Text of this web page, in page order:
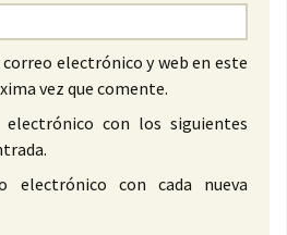
electrónico y web en este
vez que comente.
con los siguientes
electrónico con cada nueva